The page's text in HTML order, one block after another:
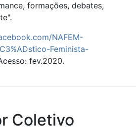
formações, debates,
NAFEM-
Feminista-
fev.2020.
Coletivo